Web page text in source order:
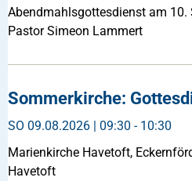
Abendmahlsgottesdienst am
Pastor Simeon Lammert
Sommerkirche:
SO 09.08.2026 | 09:30 - 10:30
Marienkirche Havetoft,
Havetoft